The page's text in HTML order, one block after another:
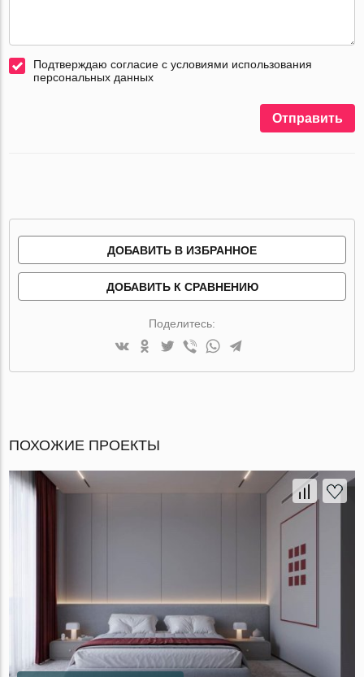
Подтверждаю согласие с условиями использования
персональных данных
Отправить
ДОБАВИТЬ В ИЗБРАННОЕ
ДОБАВИТЬ К СРАВНЕНИЮ
Поделитесь:
ПОХОЖИЕ ПРОЕКТЫ